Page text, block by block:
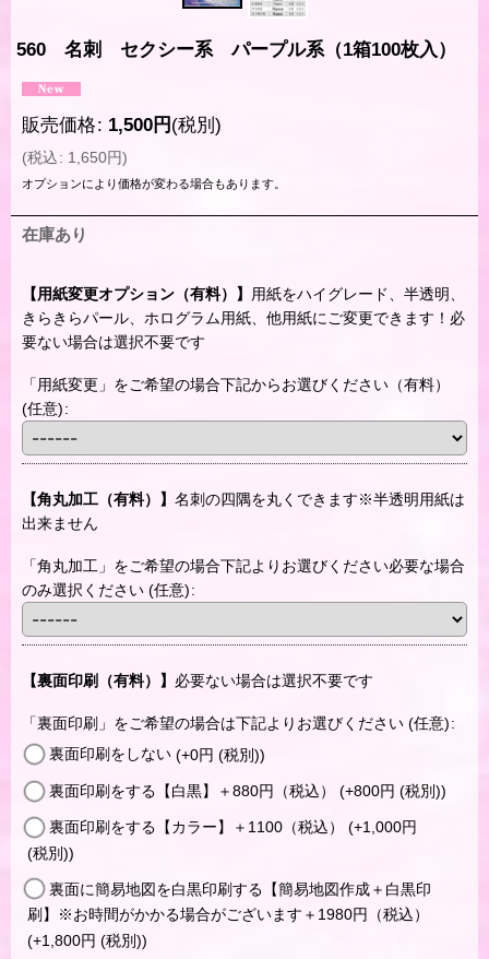
560 名刺 セクシー系 パープル系（1箱100枚入）
販売価格: 1,500円 (税別)
(税込: 1,650円)
オプションにより価格が変わる場合もあります。
在庫あり
【用紙変更オプション（有料）】 用紙をハイグレード、半透明、
きらきらパール、ホログラム用紙、他用紙にご変更できます！必
要ない場合は選択不要です
「用紙変更」をご希望の場合下記からお選びください（有料）
(任意):
【角丸加工（有料）】 名刺の四隅を丸くできます※半透明用紙は
出来ません
「角丸加工」をご希望の場合下記よりお選びください必要な場合
のみ選択ください (任意):
【裏面印刷（有料）】 必要ない場合は選択不要です
「裏面印刷」をご希望の場合は下記よりお選びください (任意):
裏面印刷をしない (+0円 (税別))
裏面印刷をする【白黒】＋880円（税込） (+800円 (税別))
裏面印刷をする【カラー】＋1100（税込） (+1,000円
(税別))
裏面に簡易地図を白黒印刷する【簡易地図作成＋白黒印
刷】※お時間がかかる場合がございます＋1980円（税込）
(+1,800円 (税別))